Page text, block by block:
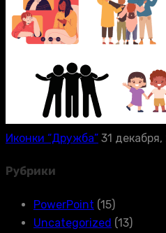
Иконки “Дружба” 31
Рубрики
PowerPoint (15)
Uncategorized (13)